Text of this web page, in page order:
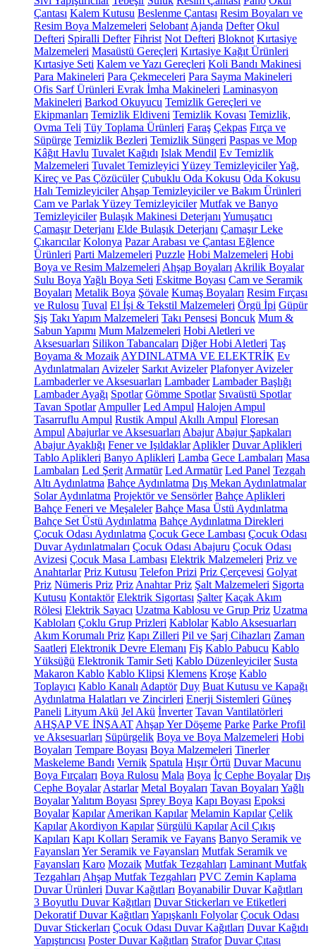
Çantası Kalem Kutusu Beslenme Çantası Resim Boyaları ve
Resim Boya Malzemeleri Selobant Ajanda Defter Okul
Defteri Spiralli Defter Fihrist Not Defteri Bloknot Kırtasiye
Malzemeleri Masaüstü Gereçleri Kırtasiye Kağıt Ürünleri
Kırtasiye Seti Kalem ve Yazı Gereçleri Koli Bandı Makinesi
Para Makineleri Para Çekmeceleri Para Sayma Makineleri
Ofis Sarf Ürünleri Evrak İmha Makineleri Laminasyon
Makineleri Barkod Okuyucu Temizlik Gereçleri ve
Ekipmanları Temizlik Eldiveni Temizlik Kovası Temizlik,
Ovma Teli Tüy Toplama Ürünleri Faraş Çekpas Fırça ve
Süpürge Temizlik Bezleri Temizlik Süngeri Paspas ve Mop
Kâğıt Havlu Tuvalet Kağıdı Islak Mendil Ev Temizlik
Malzemeleri Tuvalet Temizleyici Yüzey TemizleyicilerYağ,
Kireç ve Pas Çözücüler Çubuklu Oda Kokusu Oda Kokusu
Halı Temizleyiciler Ahşap Temizleyiciler ve Bakım Ürünleri
Cam ve Parlak Yüzey Temizleyiciler Mutfak ve Banyo
Temizleyiciler Bulaşık Makinesi Deterjanı Yumuşatıcı
Çamaşır Deterjanı Elde Bulaşık Deterjanı Çamaşır Leke
Çıkarıcılar Kolonya Pazar Arabası ve Çantası Eğlence
Ürünleri Parti Malzemeleri Puzzle Hobi Malzemeleri Hobi
Boya ve Resim Malzemeleri Ahşap Boyaları Akrilik Boyalar
Sulu Boya Yağlı Boya Seti Eskitme Boyası Cam ve Seramik
Boyaları Metalik Boya Şövale Kumaş Boyaları Resim Fırçası
ve Rulosu Tuval El İşi & Tekstil Malzemeleri Örgü İpi Güpür
Şiş Takı Yapım Malzemeleri Takı Pensesi Boncuk Mum &
Sabun Yapımı Mum Malzemeleri Hobi Aletleri ve
Aksesuarları Silikon Tabancaları Diğer Hobi Aletleri Taş
Boyama & Mozaik AYDINLATMA VE ELEKTRİK Ev
Aydınlatmaları Avizeler Sarkıt Avizeler Plafonyer Avizeler
Lambaderler ve Aksesuarları Lambader Lambader Başlığı
Lambader Ayağı Spotlar Gömme Spotlar Sıvaüstü Spotlar
Tavan Spotlar Ampuller Led Ampul Halojen Ampul
Tasarruflu Ampul Rustik Ampul Akıllı Ampul Floresan
Ampul Abajurlar ve Aksesuarları Abajur Abajur Şapkaları
Abajur Ayaklığı Fener ve Işıldaklar Aplikler Duvar Aplikleri
Tablo Aplikleri Banyo Aplikleri Lamba Gece Lambaları Masa
Lambaları Led Şerit Armatür Led Armatür Led Panel Tezgah
Altı Aydınlatma Bahçe Aydınlatma Dış Mekan Aydınlatmalar
Solar Aydınlatma Projektör ve Sensörler Bahçe Aplikleri
Bahçe Feneri ve Meşaleler Bahçe Masa Üstü Aydınlatma
Bahçe Set Üstü Aydınlatma Bahçe Aydınlatma Direkleri
Çocuk Odası Aydınlatma Çocuk Gece Lambası Çocuk Odası
Duvar Aydınlatmaları Çocuk Odası Abajuru Çocuk Odası
Avizesi Çocuk Masa Lambası Elektrik Malzemeleri Priz ve
Anahtarlar Priz Kutusu Telefon Prizi Priz Çerçevesi Golyat
Priz Nümeris Priz Priz Anahtar Priz Şalt Malzemeleri Sigorta
Kutusu Kontaktör Elektrik Sigortası Şalter Kaçak Akım
Rölesi Elektrik Sayacı Uzatma Kablosu ve Grup Priz Uzatma
Kabloları Çoklu Grup Prizleri Kablolar Kablo Aksesuarları
Akım Korumalı Priz Kapı Zilleri Pil ve Şarj Cihazları Zaman
Saatleri Elektronik Devre Elemanı Fiş Kablo Pabucu Kablo
Yüksüğü Elektronik Tamir Seti Kablo Düzenleyiciler Susta
Makaron Kablo Kablo Klipsi Klemens Kroşe Kablo
Toplayıcı Kablo Kanalı Adaptör Duy Buat Kutusu ve Kapağı
Aydınlatma Halatları ve Zincirleri Enerji Sistemleri Güneş
Paneli Lityum Akü Jel Akü İnverter Tavan Vantilatörleri
AHŞAP VE İNŞAAT Ahşap Yer Döşeme Parke Parke Profil
ve Aksesuarları Süpürgelik Boya ve Boya Malzemeleri Hobi
Boyaları Tempare Boyası Boya Malzemeleri Tinerler
Maskeleme Bandı Vernik Spatula Hışır Örtü Duvar Macunu
Boya Fırçaları Boya Rulosu Mala Boya İç Cephe Boyalar Dış
Cephe Boyalar Astarlar Metal Boyaları Tavan Boyaları Yağlı
BoyalarYalıtım Boyası Sprey Boya Kapı Boyası Epoksi
Boyalar Kapılar Amerikan Kapılar Melamin Kapılar Çelik
Kapılar Akordiyon Kapılar Sürgülü Kapılar Acil Çıkış
Kapıları Kapı Kolları Seramik ve Fayans Banyo Seramik ve
Fayansları Yer Seramik ve Fayansları Mutfak Seramik ve
Fayansları Karo Mozaik Mutfak Tezgahları Laminant Mutfak
Tezgahları Ahşap Mutfak Tezgahları PVC Zemin Kaplama
Duvar Ürünleri Duvar Kağıtları Boyanabilir Duvar Kağıtları
3 Boyutlu Duvar Kağıtları Duvar Stickerları ve Etiketleri
Dekoratif Duvar Kağıtları Yapışkanlı Folyolar Çocuk Odası
Duvar Stickerları Çocuk Odası Duvar Kağıtları Duvar Kağıdı
Yapıştırıcısı Poster Duvar Kağıtları Strafor Duvar Çıtası